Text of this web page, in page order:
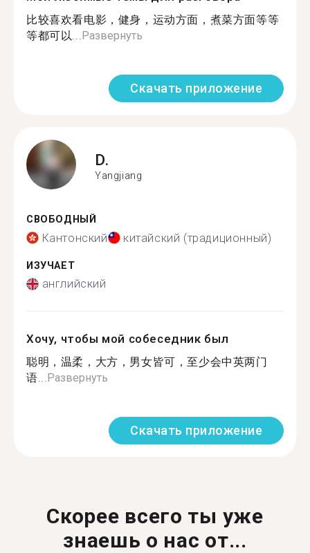
比较喜欢看电影，健身，运动方面，煮菜方面等等
等都可以...Развернуть
Скачать приложение
D.
Yangjiang
СВОБОДНЫЙ
Кантонский китайский (традиционный)
ИЗУЧАЕТ
английский
Хочу, чтобы мой собеседник был
聪明，温柔，大方，男女皆可，至少会中英两门
语...Развернуть
Скачать приложение
Скорее всего ты уже
знаешь о нас от...